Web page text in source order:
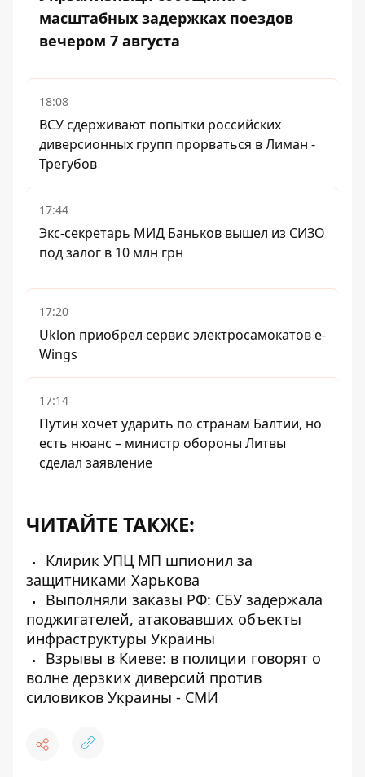
масштабных задержках поездов
вечером 7 августа
18:08
ВСУ сдерживают попытки российских
диверсионных групп прорваться в Лиман -
Трегубов
17:44
Экс-секретарь МИД Баньков вышел из СИЗО
под залог в 10 млн грн
17:20
Uklon приобрел сервис электросамокатов e-
Wings
17:14
Путин хочет ударить по странам Балтии, но
есть нюанс – министр обороны Литвы
сделал заявление
ЧИТАЙТЕ ТАКЖЕ:
Клирик УПЦ МП шпионил за
защитниками Харькова
Выполняли заказы РФ: СБУ задержала
поджигателей, атаковавших объекты
инфраструктуры Украины
Взрывы в Киеве: в полиции говорят о
волне дерзких диверсий против
силовиков Украины - СМИ